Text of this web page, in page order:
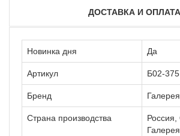
ДОСТАВКА И ОПЛАТА
Новинка дня Да
Артикул Б02-375
Бренд
Страна производства
Россия,